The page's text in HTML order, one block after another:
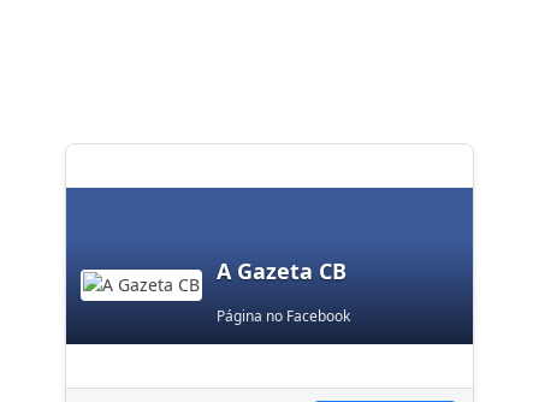
A Gazeta CB
Página no Facebook